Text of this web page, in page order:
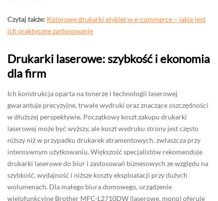
Czytaj także: Kolorowe drukarki etykiet w e-commerce – jakie jest
ich praktyczne zastosowanie
Drukarki laserowe: szybkość i ekonomia
dla firm
Ich konstrukcja oparta na tonerze i technologii laserowej
gwarantuje precyzyjne, trwałe wydruki oraz znaczące oszczędności
w dłuższej perspektywie. Początkowy koszt zakupu drukarki
laserowej może być wyższy, ale koszt wydruku strony jest często
niższy niż w przypadku drukarek atramentowych, zwłaszcza przy
intensywnym użytkowaniu. Większość specjalistów rekomenduje
drukarki laserowe do biur i zastosowań biznesowych ze względu na
szybkość, wydajność i niższe koszty eksploatacji przy dużych
wolumenach. Dla małego biura domowego, urządzenie
wielofunkcyjne Brother MFC-L2710DW (laserowe, mono) oferuje